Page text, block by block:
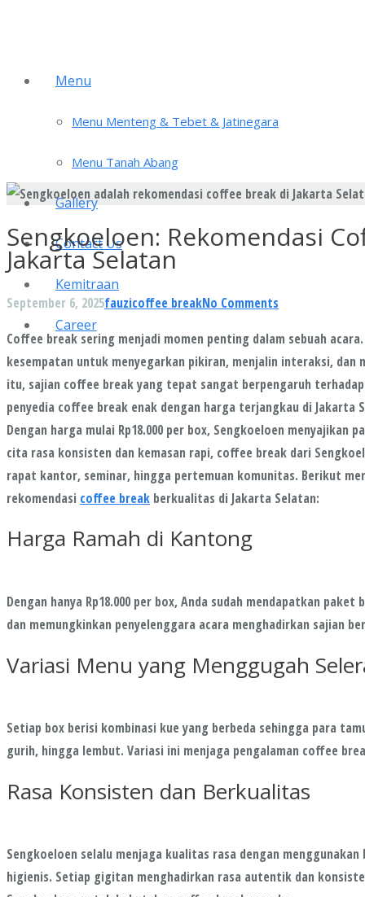
Menu
Menu Menteng & Tebet & Jatinegara
Menu Tanah Abang
Gallery
Contact Us
Kemitraan
Career
Sengkoeloen: Rekomendasi
Jakarta Selatan
September 6, 2025fauzicoffee breakNo Comments
Coffee break sering menjadi momen penting dalam sebuah
kesempatan untuk menyegarkan pikiran, menjalin interaksi, dan
itu, sajian coffee break yang tepat sangat berpengaruh
penyedia coffee break enak dengan harga terjangkau di Jakarta
Dengan harga mulai Rp18.000 per box, Sengkoeloen
cita rasa konsisten dan kemasan rapi, coffee break dari
rapat kantor, seminar, hingga pertemuan komunitas. Berikut
rekomendasi coffee break berkualitas di Jakarta Selatan:
Harga Ramah di Kantong
Dengan hanya Rp18.000 per box, Anda sudah mendapatkan
dan memungkinkan penyelenggara acara menghadirkan sajian
Variasi Menu yang Menggugah
Setiap box berisi kombinasi kue yang berbeda sehingga para
gurih, hingga lembut. Variasi ini menjaga pengalaman coffee
Rasa Konsisten dan Berkualitas
Sengkoeloen selalu menjaga kualitas rasa dengan
higienis. Setiap gigitan menghadirkan rasa autentik dan